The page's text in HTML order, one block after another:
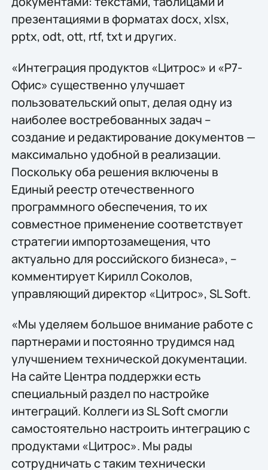
презентациями в форматах docx, xlsx,
pptx, odt, ott, rtf, txt и других.
«Интеграция продуктов «Цитрос» и «Р7-
Офис» существенно улучшает
пользовательский опыт, делая одну из
наиболее востребованных задач –
создание и редактирование документов —
максимально удобной в реализации.
Поскольку оба решения включены в
Единый реестр отечественного
программного обеспечения, то их
совместное применение соответствует
стратегии импортозамещения, что
актуально для российского бизнеса», –
комментирует Кирилл Соколов,
управляющий директор «Цитрос», SL Soft.
«Мы уделяем большое внимание работе с
партнерами и постоянно трудимся над
улучшением технической документации.
На сайте Центра поддержки есть
специальный раздел по настройке
интеграций. Коллеги из SL Soft смогли
самостоятельно настроить интеграцию с
продуктами «Цитрос». Мы рады
сотрудничать с таким технически